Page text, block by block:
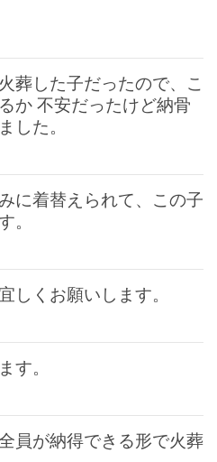
葬した子だったので、こ
か 不安だったけど納骨
した。
に着替えられて、この子
。
くお願いします。
す。
員が納得できる形で火葬